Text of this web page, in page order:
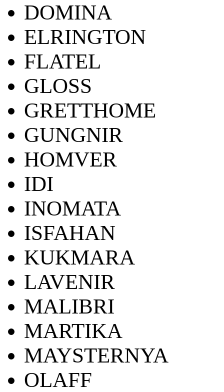
DOMINA
ELRINGTON
FLATEL
GLOSS
GRETTHOME
GUNGNIR
HOMVER
IDI
INOMATA
ISFAHAN
KUKMARA
LAVENIR
MALIBRI
MARTIKA
MAYSTERNYA
OLAFF